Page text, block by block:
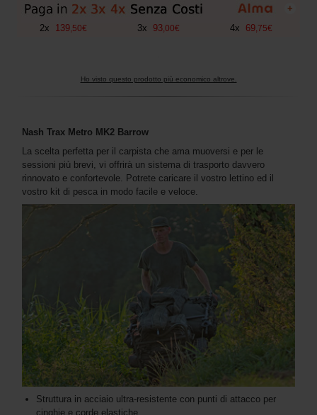
+
2x 139, 50€ 3x 93, 00€ 4x 69, 75€
Ho visto questo prodotto più economico altrove.
Nash Trax Metro MK2 Barrow
La scelta perfetta per il carpista che ama muoversi e per le
sessioni più brevi, vi offrirà un sistema di trasporto davvero
rinnovato e confortevole. Potrete caricare il vostro lettino ed il
vostro kit di pesca in modo facile e veloce.
Struttura in acciaio ultra-resistente con punti di attacco per
cinghie e corde elastiche